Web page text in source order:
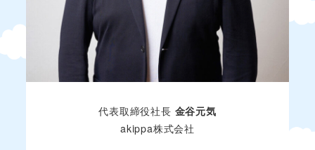
代表取締役社長 金谷元気
akippa株式会社